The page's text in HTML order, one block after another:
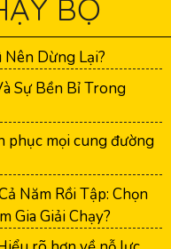
BỘ
Dừng Lại?
Sự Bền Bỉ Trong
phục mọi cung đường
Năm Rồi Tập: Chọn
Gia Giải Chạy?